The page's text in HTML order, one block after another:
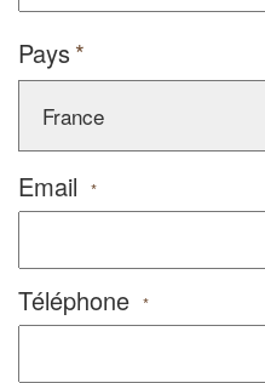
Pays
Email *
Téléphone *